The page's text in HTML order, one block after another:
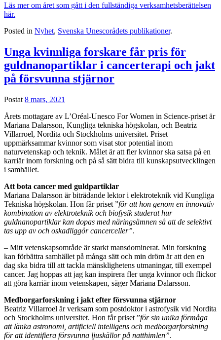
Läs mer om året som gått i den fullständiga verksamhetsberättelsen
här.
Posted in Nyhet, Svenska Unescorådets publikationer.
Unga kvinnliga forskare får pris för
guldnanopartiklar i cancerterapi och jakt
på försvunna stjärnor
Postat 8 mars, 2021
Årets mottagare av L’Oréal-Unesco For Women in Science-priset är
Mariana Dalarsson, Kungliga tekniska högskolan, och Beatriz
Villarroel, Nordita och Stockholms universitet. Priset
uppmärksammar kvinnor som visat stor potential inom
naturvetenskap och teknik. Målet är att fler kvinnor ska satsa på en
karriär inom forskning och på så sätt bidra till kunskapsutvecklingen
i samhället.
Att bota cancer med guldpartiklar
Mariana Dalarsson är biträdande lektor i elektroteknik vid Kungliga
Tekniska högskolan. Hon får priset ”för att hon genom en innovativ
kombination av elektroteknik och biofysik studerat hur
guldnanopartiklar kan dopas med näringsämnen så att de selektivt
tas upp av och oskadliggör cancerceller”.
– Mitt vetenskapsområde är starkt mansdominerat. Min forskning
kan förbättra samhället på många sätt och min dröm är att den en
dag ska bidra till att tackla mänsklighetens utmaningar, till exempel
cancer. Jag hoppas att jag kan inspirera fler unga kvinnor och flickor
att göra karriär inom vetenskapen, säger Mariana Dalarsson.
Medborgarforskning i jakt efter försvunna stjärnor
Beatriz Villarroel är verksam som postdoktor i astrofysik vid Nordita
och Stockholms universitet. Hon får priset ”för sin unika förmåga
att länka astronomi, artificiell intelligens och medborgarforskning
för att identifiera försvunna ljuskällor på natthimlen”.